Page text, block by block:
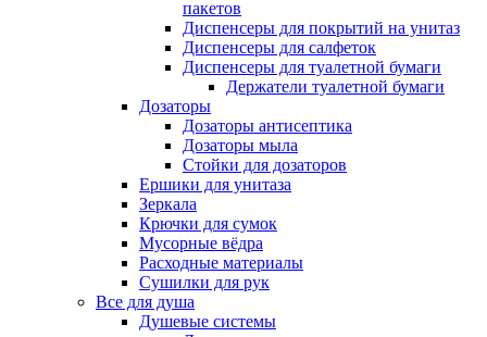
пакетов
Диспенсеры для покрытий на унитаз
Диспенсеры для салфеток
Диспенсеры для туалетной бумаги
Держатели туалетной бумаги
Дозаторы
Дозаторы антисептика
Дозаторы мыла
Стойки для дозаторов
Ершики для унитаза
Зеркала
Крючки для сумок
Мусорные вёдра
Расходные материалы
Сушилки для рук
Все для душа
Душевые системы